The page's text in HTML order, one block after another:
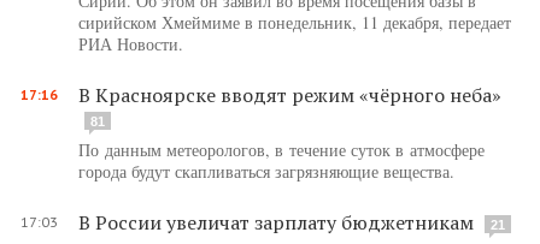
сирийском Хмеймиме в понедельник, 11 декабря, передает
РИА Новости.
17:16 В Красноярске вводят режим «чёрного неба»
81
По данным метеорологов, в течение суток в атмосфере
города будут скапливаться загрязняющие вещества.
17:03 В России увеличат зарплату бюджетникам 21